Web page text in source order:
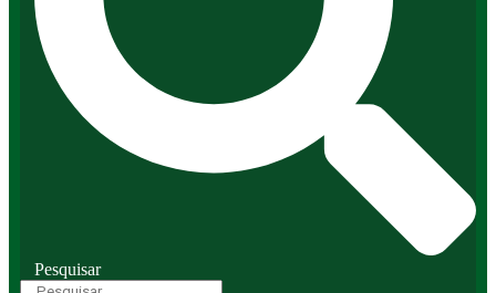
Pesquisar